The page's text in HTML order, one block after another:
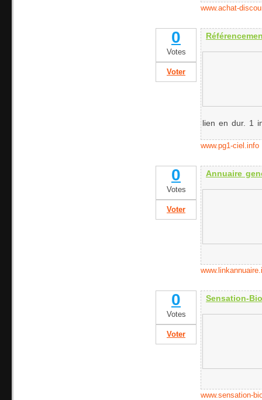
www.achat-
0
Votes
Voter
lien en dur. 1
www.pg1-ciel.info
0
Votes
Voter
Annuaire
0
Votes
Voter
Sensation-
www.sensation-